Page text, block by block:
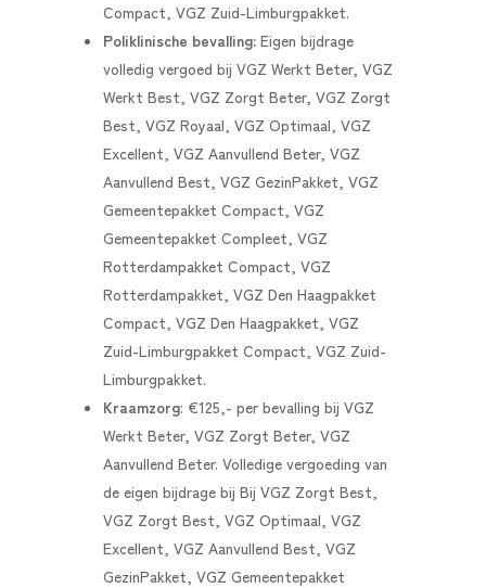
Compact, VGZ Zuid-Limburgpakket.
Poliklinische bevalling:Eigen bijdrage
volledig vergoed bij VGZ Werkt Beter, VGZ
Werkt Best, VGZ Zorgt Beter, VGZ Zorgt
Best, VGZ Royaal, VGZ Optimaal, VGZ
Excellent, VGZ Aanvullend Beter, VGZ
Aanvullend Best, VGZ GezinPakket, VGZ
Gemeentepakket Compact, VGZ
Gemeentepakket Compleet, VGZ
Rotterdampakket Compact, VGZ
Rotterdampakket, VGZ Den Haagpakket
Compact, VGZ Den Haagpakket, VGZ
Zuid-Limburgpakket Compact, VGZ Zuid-
Limburgpakket.
Kraamzorg: €125,- per bevalling bij VGZ
Werkt Beter, VGZ Zorgt Beter, VGZ
Aanvullend Beter. Volledige vergoeding van
de eigen bijdrage bij Bij VGZ Zorgt Best,
VGZ Zorgt Best, VGZ Optimaal, VGZ
Excellent, VGZ Aanvullend Best, VGZ
GezinPakket, VGZ Gemeentepakket